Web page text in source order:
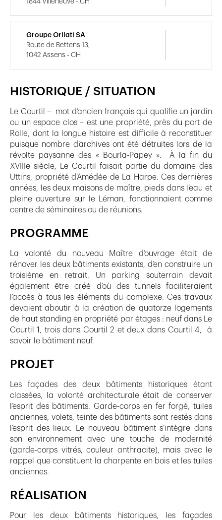
HISTORIQUE / SITUATION
Le Courtil – mot d’ancien français qui qualifie un jardin
ou un espace clos – est une propriété, près du port de
Rolle, dont la longue histoire est difficile à reconstituer
puisque nombre d’archives ont été détruites lors de la
révolte paysanne des « Bourla-Papey ». À la fin du
XVIIIe siècle, Le Courtil faisait partie du domaine des
Uttins, propriété d’Amédée de La Harpe. Ces dernières
années, les deux maisons de maître, pieds dans l’eau et
pleine ouverture sur le Léman, fonctionnaient comme
centre de séminaires ou de réunions.
PROGRAMME
La volonté du nouveau Maître d’ouvrage était de
rénover les deux bâtiments existants, d’en construire un
troisième en retrait. Un parking souterrain devait
également être créé d’où des tunnels faciliteraient
l’accès à tous les éléments du complexe. Ces travaux
devaient aboutir à la création de quatorze logements
de haut standing en propriété par étages : neuf dans Le
Courtil 1, trois dans Courtil 2 et deux dans Courtil 4, à
savoir le bâtiment neuf.
PROJET
Les façades des deux bâtiments historiques étant
classées, la volonté architecturale était de conserver
l’esprit des bâtiments. Garde-corps en fer forgé, tuiles
anciennes, volets, teinte des bâtiments sont restés dans
l’esprit des lieux. Le nouveau bâtiment s’intègre dans
son environnement avec une touche de modernité
(garde-corps vitrés, couleur anthracite), mais avec le
rappel que constituent la charpente en bois et les tuiles
anciennes.
RÉALISATION
Pour les deux bâtiments historiques, les façades
Groupe Orllati SA
Route de Bettens 13,
1042 Assens - CH